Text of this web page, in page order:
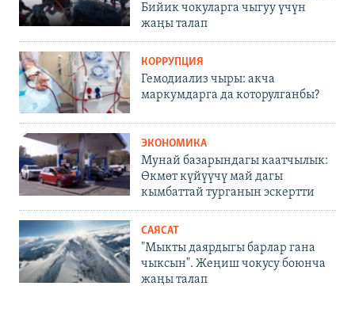
Бийик чокуларга чыгуу үчүн
жаңы талап
КОРРУПЦИЯ
Гемодиализ чыры: акча
маркумдарга да которулганбы?
ЭКОНОМИКА
Мунай базарындагы каатчылык:
Өкмөт күйүүчү май дагы
кымбаттай турганын эскертти
САЯСАТ
"Мыкты даярдыгы барлар гана
чыксын". Жеңиш чокусу боюнча
жаңы талап